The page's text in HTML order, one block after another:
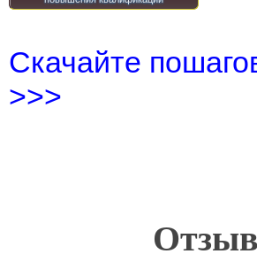
Скачайте
>>>